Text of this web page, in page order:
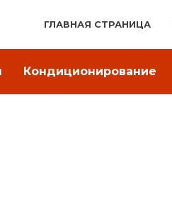
ГЛАВНАЯ СТРАНИЦА
Кондиционирование